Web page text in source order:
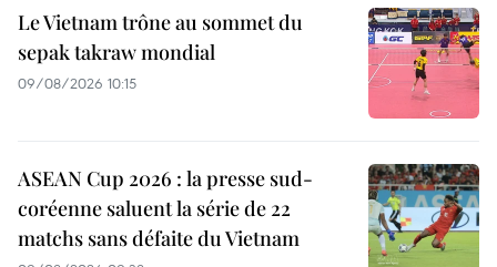
Le Vietnam trône au sommet du
sepak takraw mondial
09/08/2026 10:15
ASEAN Cup 2026 : la presse sud-
coréenne saluent la série de 22
matchs sans défaite du Vietnam